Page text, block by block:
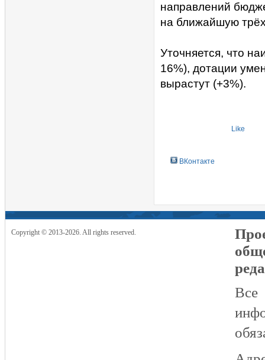
направлений
на ближайшую
Уточняется, что
16%), дотации
вырастут (+3%).
Like
ВКонтакте
Copyright © 2013-2026. All rights reserved.